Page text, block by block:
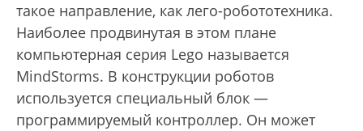
такое направление, как лего-робототехника.
Наиболее продвинутая в этом плане
компьютерная серия Lego называется
MindStorms. В конструкции роботов
используется специальный блок —
программируемый контроллер. Он может